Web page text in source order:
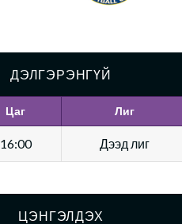
ДЭЛГЭРЭНГҮЙ
Цаг Лиг
16:00 Дээд лиг
ЦЭНГЭЛДЭХ